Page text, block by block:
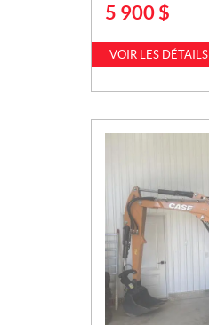
P
X
5 900 $
VOIR LES DÉTAILS